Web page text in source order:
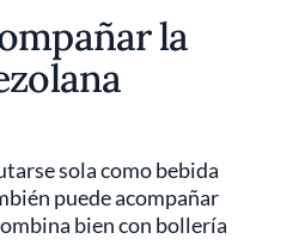
la
sola como bebida
puede acompañar
bien con bollería